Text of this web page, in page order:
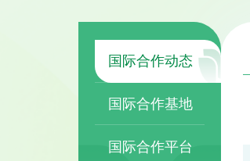
国际合作动态
国际合作基地
国际合作平台